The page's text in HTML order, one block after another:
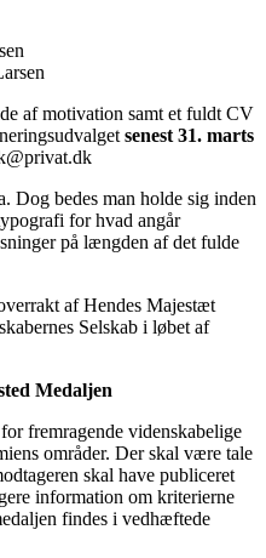
af motivation samt et fuldt CV
senest 31. marts
Dog bedes man holde sig inden
for hvad angår
på længden af det fulde
af Hendes Majestæt
Selskab i løbet af
Medaljen
fremragende videnskabelige
områder. Der skal være tale
skal have publiceret
information om kriterierne
findes i vedhæftede